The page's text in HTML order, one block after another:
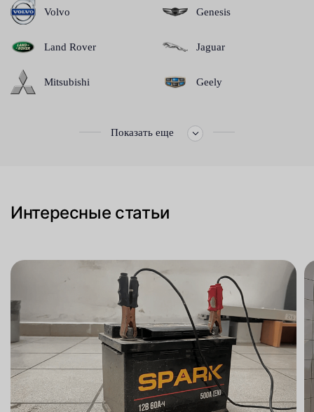
Volvo
Land Rover
Mitsubishi
Genesis
Jaguar
Geely
Показать еще
Интересные статьи